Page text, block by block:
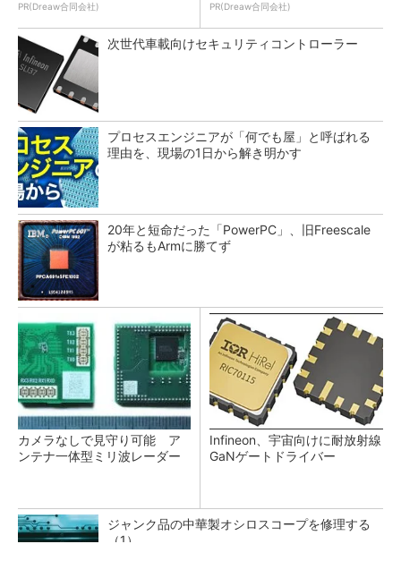
PR(Dreaw合同会社) PR(Dreaw合同会社)
次世代車載向けセキュリティコントローラー
プロセスエンジニアが「何でも屋」と呼ばれる
理由を、現場の1日から解き明かす
20年と短命だった「PowerPC」、旧Freescale
が粘るもArmに勝てず
カメラなしで見守り可能 ア
ンテナ一体型ミリ波レーダー
Infineon、宇宙向けに耐放射線
GaNゲートドライバー
ジャンク品の中華製オシロスコープを修理する
（1）